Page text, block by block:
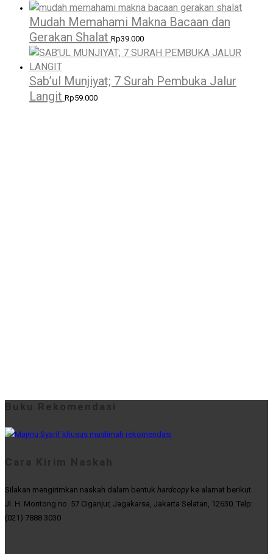
Mudah Memahami Makna Bacaan dan
Gerakan Shalat Rp39.000
Sab’ul Munjiyat; 7 Surah Pembuka Jalur
Langit Rp59.000
Buku Rekomendasi
Cara Kirim Naskah
Silakan mengirimkan naskah dalam bentuk hardcopy ke alamat berikut.
Jl. H. Montong no. 57 Ciganjur, Jagakarsa, Jakarta Selatan, 12630. Telp:
(021) 7888 3030